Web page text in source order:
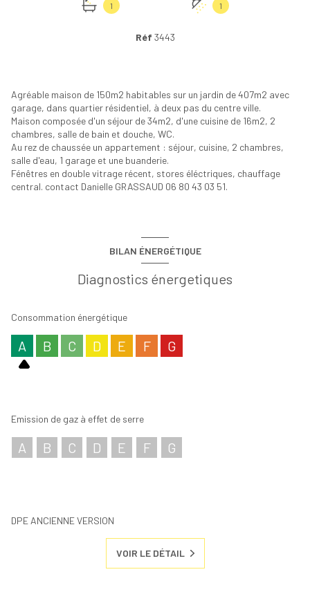
1 1
Réf 3443
Agréable maison de 150m2 habitables sur un jardin de 407m2 avec
garage, dans quartier résidentiel, à deux pas du centre ville.
Maison composée d'un séjour de 34m2, d'une cuisine de 16m2, 2
chambres, salle de bain et douche, WC.
Au rez de chaussée un appartement : séjour, cuisine, 2 chambres,
salle d'eau, 1 garage et une buanderie.
Fénêtres en double vitrage récent, stores éléctriques, chauffage
central. contact Danielle GRASSAUD 06 80 43 03 51.
BILAN ÉNERGÉTIQUE
Diagnostics énergetiques
Consommation énergétique
A B C D E F G
Emission de gaz à effet de serre
A B C D E F G
DPE ANCIENNE VERSION
VOIR LE DÉTAIL